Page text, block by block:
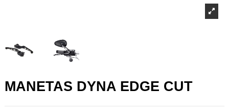
MANETAS DYNA EDGE CUT